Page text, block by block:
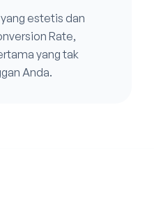
estetis dan
Rate,
yang tak
Anda.